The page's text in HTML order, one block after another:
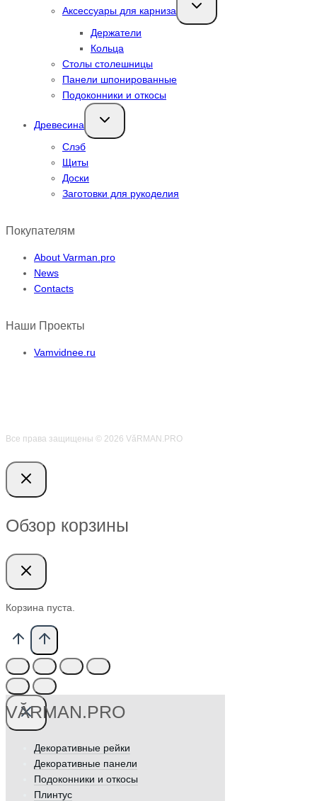
Аксессуары для карниза
дочернее
Держатели
Кольца
Столы столешницы
Панели шпонированные
Подоконники и откосы
Древесина
Переключить
дочернее
Слэб
Щиты
Доски
Заготовки для рукоделия
Покупателям
About Varman.pro
News
Contacts
Наши Проекты
Vamvidnee.ru
Все права защищены © 2026 VӑRMAN.PRO
Обзор корзины
Корзина пуста.
VӐRMAN.PRO
Декоративные рейки
Декоративные панели
Подоконники и откосы
Плинтус